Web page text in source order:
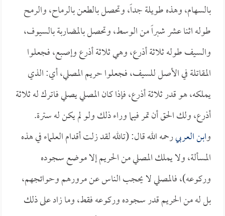
بالسهام، وهذه طويلة جداً، وتحصل بالطعن بالرماح، والرمح
طوله اثنا عشر شبراً من الوسط، وتحصل بالمضاربة بالسيوف،
والسيف طوله ثلاثة أذرع، وهي ثلاثة أذرع وإصبع، فجعلوا
المقاتلة في الأصل للسيف، فجعلوا حريم المصلي، أي: الذي
يملكه، هو قدر ثلاثة أذرع، فإذا كان المصلي يصلي فاترك له ثلاثة
أذرع، ولك الحق أن تمر فيما وراء ذلك ولو لم يكن له سترة.
وابن العربيرحمه الله قال: (تالله لقد زلت أقدام العلماء في هذه
المسألة، ولا يملك المصلي من الحريم إلا موضع سجوده
وركوعه)، فالمصلي لا يحجب الناس عن مرورهم وحوائجهم،
بل له من الحريم قدر سجوده وركوعه فقط، وما زاد على ذلك